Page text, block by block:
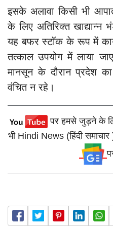
इसके अलावा किसी भी
के लिए अतिरिक्त खाद्यान्न
यह बफर स्टॉक के रूप में
तत्काल उपयोग में लाया
मानसून के दौरान प्रदेश
वंचित न रहे।
पर हमसे जुड़ने के
भी Hindi News (हिंदी